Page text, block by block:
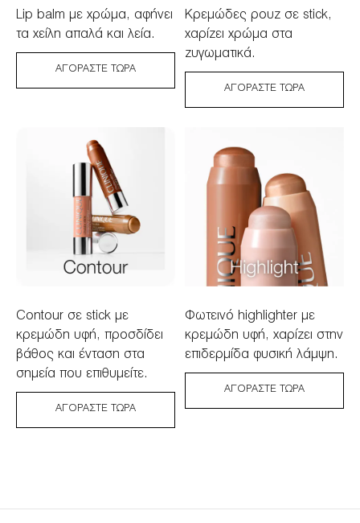
Lip balm με χρώμα, αφήνει
τα χείλη απαλά και λεία.
ΑΓΟΡΆΣΤΕ ΤΏΡΑ
Κρεμώδες ρουζ σε stick,
χαρίζει χρώμα στα
ζυγωματικά.
ΑΓΟΡΆΣΤΕ ΤΏΡΑ
Contour σε stick με
κρεμώδη υφή, προσδίδει
βάθος και ένταση στα
σημεία που επιθυμείτε.
ΑΓΟΡΆΣΤΕ ΤΏΡΑ
Φωτεινό highlighter με
κρεμώδη υφή, χαρίζει στην
επιδερμίδα φυσική λάμψη.
ΑΓΟΡΆΣΤΕ ΤΏΡΑ